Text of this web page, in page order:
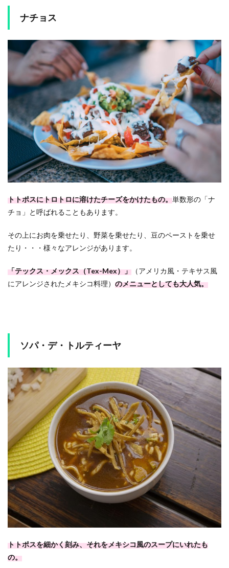
ナチョス
トトポスにトロトロに溶けたチーズをかけたもの。単数形の「ナ
チョ」と呼ばれることもあります。
その上にお肉を乗せたり、野菜を乗せたり、豆のペーストを乗せ
たり・・・様々なアレンジがあります。
「テックス・メックス（Tex-Mex）」 （アメリカ風・テキサス風
にアレンジされたメキシコ料理） のメニューとしても大人気。
ソパ・デ・トルティーヤ
トトポスを細かく刻み、それをメキシコ風のスープにいれたも
の。